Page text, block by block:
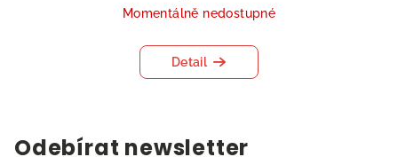
Momentálně nedostupné
Detail
Odebírat newsletter